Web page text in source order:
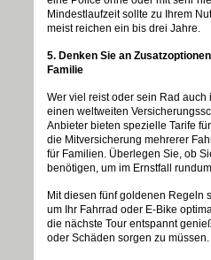
Mindestlaufzeit sollte zu Ihrem
meist reichen ein bis drei Jahre.
5. Denken Sie an
Familie
Wer viel reist oder sein Rad auch
einen weltweiten
Anbieter bieten spezielle Tarife
die Mitversicherung mehrerer
für Familien. Überlegen Sie, ob
benötigen, um im Ernstfall
Mit diesen fünf goldenen Regeln
um Ihr Fahrrad oder E-Bike
die nächste Tour entspannt
oder Schäden sorgen zu müssen.